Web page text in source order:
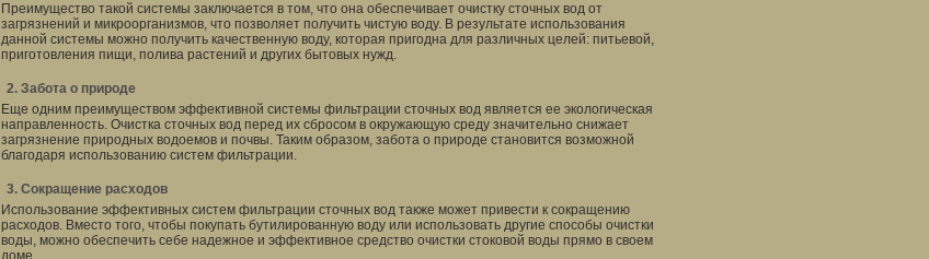
Преимущество такой системы заключается в том, что она обеспечивает очистку сточных вод от
загрязнений и микроорганизмов, что позволяет получить чистую воду. В результате использования
данной системы можно получить качественную воду, которая пригодна для различных целей: питьевой,
приготовления пищи, полива растений и других бытовых нужд.
2. Забота о природе
Еще одним преимуществом эффективной системы фильтрации сточных вод является ее экологическая
направленность. Очистка сточных вод перед их сбросом в окружающую среду значительно снижает
загрязнение природных водоемов и почвы. Таким образом, забота о природе становится возможной
благодаря использованию систем фильтрации.
3. Сокращение расходов
Использование эффективных систем фильтрации сточных вод также может привести к сокращению
расходов. Вместо того, чтобы покупать бутилированную воду или использовать другие способы очистки
воды, можно обеспечить себе надежное и эффективное средство очистки стоковой воды прямо в своем
доме.